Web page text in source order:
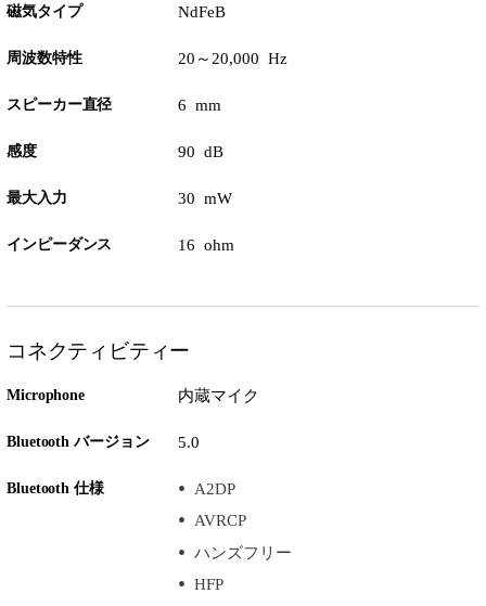
磁気タイプ NdFeB
周波数特性 20～20,000 Hz
スピーカー直径 6 mm
感度 90 dB
最大入力 30 mW
インピーダンス 16 ohm
コネクティビティー
Microphone 内蔵マイク
Bluetooth バージョン 5.0
Bluetooth 仕様
A2DP
AVRCP
ハンズフリー
HFP